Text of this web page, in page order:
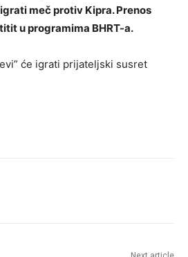
meč protiv Kipra. Prenos
u programima BHRT-a.
će igrati prijateljski susret